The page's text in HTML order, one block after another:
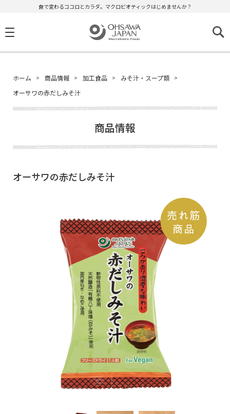
食で変わるココロとカラダ。マクロビオティックはじめませんか？
ホーム 商品情報 加工食品
みそ汁・スープ類
オーサワの赤だしみそ汁
商品情報
オーサワの赤だしみそ汁